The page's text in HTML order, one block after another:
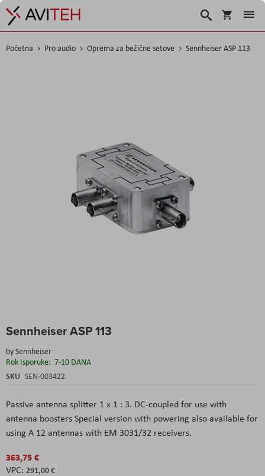
Košarica
Traži
Početna Pro audio Oprema za bežične setove Sennheiser ASP 113
Sennheiser ASP 113
bySennheiser
Rok Isporuke: 7-10 DANA
SKU SEN-003422
Passive antenna splitter 1 x 1 : 3. DC-coupled for use with
antenna boosters Special version with powering also available for
using A 12 antennas with EM 3031/32 receivers.
363,75 €
291,00 €
to
beginning
of
the